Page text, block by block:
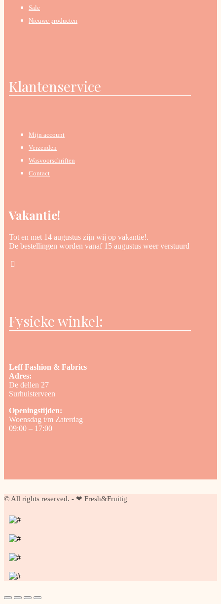
Sale
Nieuwe producten
Klantenservice
Mijn account
Verzenden
Wasvoorschriften
Contact
Vakantie!
Tot en met 14 augustus zijn wij op vakantie!.
De bestellingen worden vanaf 15 augustus weer verstuurd
Fysieke winkel:
Leff Fashion & Fabrics
Adres:
De dellen 27
Surhuisterveen
Openingstijden:
Woensdag t/m Zaterdag
09:00 – 17:00
© All rights reserved. - ❤ Fresh&Fruitig